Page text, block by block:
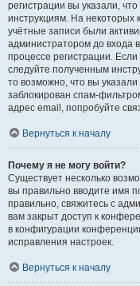
регистрации вы указали,
инструкциям. На некоторых
учётные записи были
администратором до входа
процессе регистрации.
следуйте полученным
то возможно, что вы
заблокирован спам-
адрес email, попробуйте
Вернуться к началу
Почему я не могу войти?
Существует несколько
вы правильно вводите имя
правильно, свяжитесь с
вам закрыт доступ к
в конфигурации
исправления настроек.
Вернуться к началу